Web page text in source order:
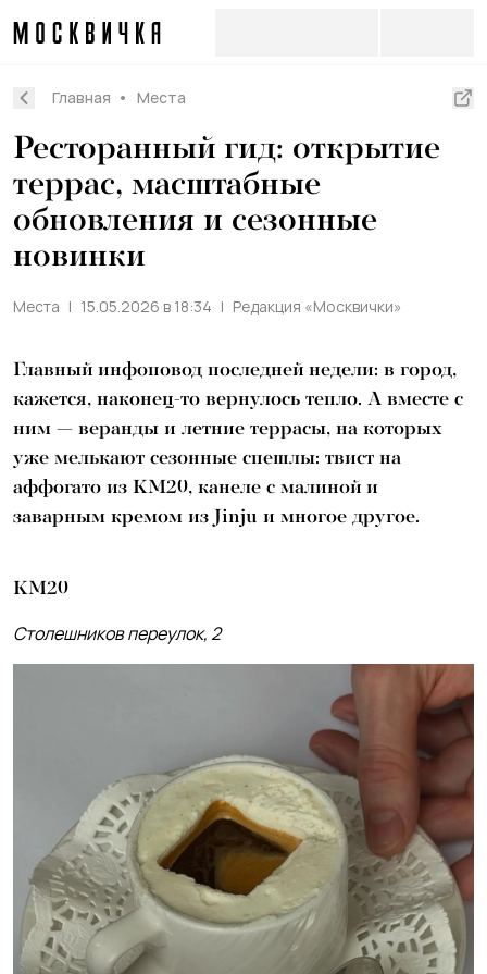
Главная Места
Ресторанный гид: открытие
террас, масштабные
обновления и сезонные
новинки
Места 15.05.2026 в 18:34 Редакция «Москвички»
Главный инфоповод последней недели: в город,
кажется, наконец-то вернулось тепло. А вместе с
ним — веранды и летние террасы, на которых
уже мелькают сезонные спешлы: твист на
аффогато из KM20, канеле с малиной и
заварным кремом из Jinju и многое другое.
KM20
Столешников переулок, 2